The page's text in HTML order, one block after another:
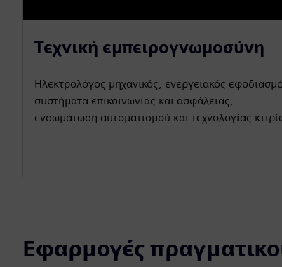
Τεχνική εμπειρογνωμοσύνη
Ηλεκτρολόγος μηχανικός, ενεργειακός
συστήματα επικοινωνίας και ασφάλειας,
ενσωμάτωση αυτοματισμού και τεχνολογίας
Εφαρμογές